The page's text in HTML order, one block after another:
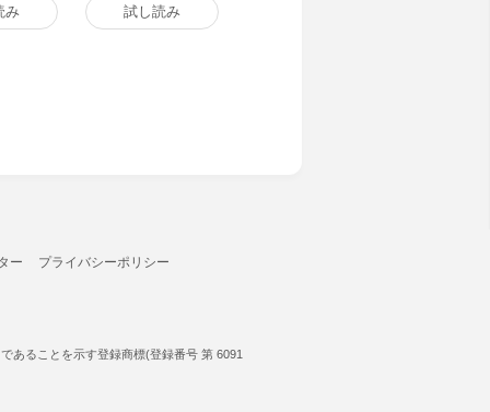
み
試し読み
ー プライバシーポリシー
あることを示す登録商標(登録番号 第 6091